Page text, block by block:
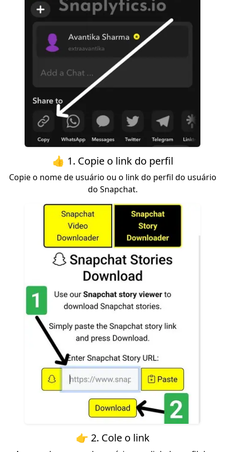
👍 1. Copie o link do perfil
Copie o nome de usuário ou o link do perfil do usuário
do Snapchat.
👉 2. Cole o link